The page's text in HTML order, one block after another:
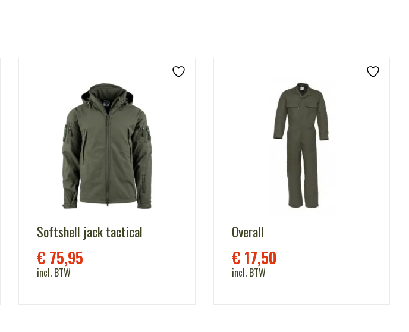
Softshell jack tactical
€ 75,95
incl. BTW
Overall
€ 17,50
incl. BTW